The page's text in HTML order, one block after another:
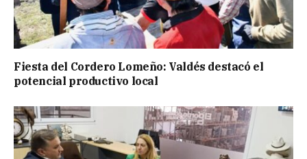
Fiesta del Cordero Lomeño: Valdés destacó el
potencial productivo local